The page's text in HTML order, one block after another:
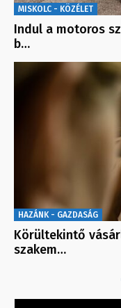
MISKOLC - KÖZÉLET
Indul a motoros
b…
HAZÁNK - GAZDASÁG
Körültekintő
szakem…